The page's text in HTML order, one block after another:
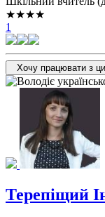
★★★★
1
Хочу працювати з
Терепіщий